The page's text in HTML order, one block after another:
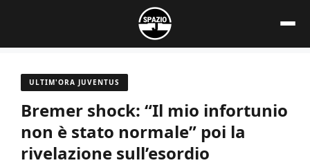
contenuto
ULTIM'ORA JUVENTUS
Bremer shock: “Il mio infortunio
non è stato normale” poi la
rivelazione sull’esordio